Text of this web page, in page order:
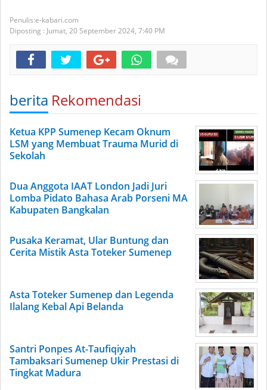
e-kabari.com
Diposting : Jumat, 20 September 2024, 7:40 PM
berita Rekomendasi
Ketua KPP Sumenep Kecam Oknum
LSM yang Membuat Trauma Murid di
Sekolah
Dua Anggota IAAT London Jadi Juri
Lomba Pidato Bahasa Arab Porseni MA
Kabupaten Bangkalan
Pusaka Keramat, Ular Buntung dan
Cerita Mistik Asta Toteker Sumenep
Asta Toteker Sumenep dan Legenda
Ilalang Kebal Api Belanda
Santri Ponpes At-Taufiqiyah
Tambaksari Sumenep Ukir Prestasi di
Tingkat Madura